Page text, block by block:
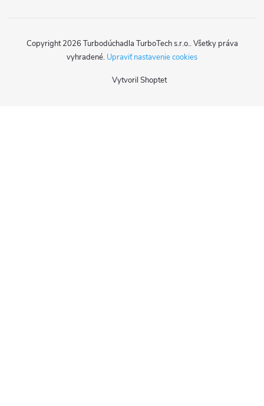
Vytvoril Shoptet
Copyright 2026 Turbodúchadla TurboTech s.r.o.. Všetky práva
vyhradené. Upraviť nastavenie cookies